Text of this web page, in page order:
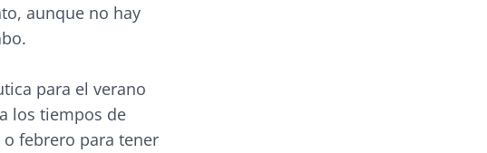
aunque no hay
para el verano
los tiempos de
febrero para tener